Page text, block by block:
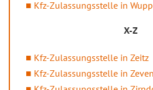
Kfz-Zulassungsstelle in
X-Z
Kfz-Zulassungsstelle in Zeitz
Kfz-Zulassungsstelle in Zeven